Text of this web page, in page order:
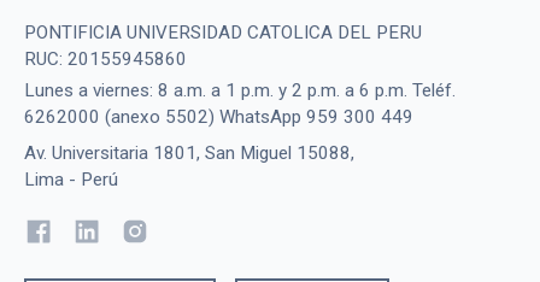
PONTIFICIA UNIVERSIDAD CATOLICA DEL PERU
RUC: 20155945860
Lunes a viernes: 8 a.m. a 1 p.m. y 2 p.m. a 6 p.m. Teléf.
6262000 (anexo 5502) WhatsApp 959 300 449
Av. Universitaria 1801, San Miguel 15088,
Lima - Perú